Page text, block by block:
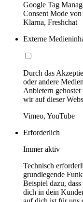
Google Tag
Consent Mode
Klarna, Freshchat
Externe
Durch das
oder andere
Anbietern
wir auf dieser
Vimeo, YouTube
Erforderlich
Immer aktiv
Technisch
grundlegende
Beispiel dazu,
dich in dein